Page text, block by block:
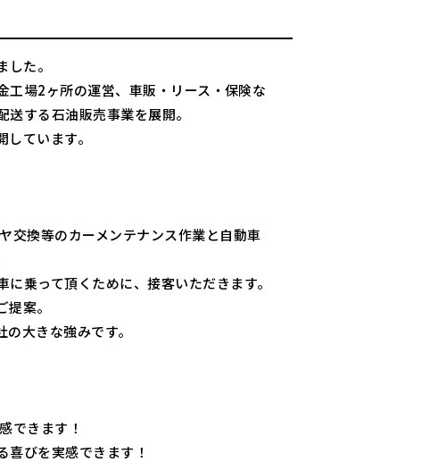
た。
場2ヶ所の運営、車販・リース・保険な
する石油販売事業を展開。
ています。
交換等のカーメンテナンス作業と自動車
乗って頂くために、接客いただきます。
案。
大きな強みです。
できます！
びを実感できます！